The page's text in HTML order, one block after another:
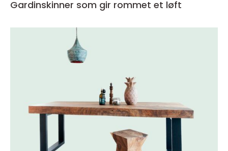
Gardinskinner som gir rommet et løft